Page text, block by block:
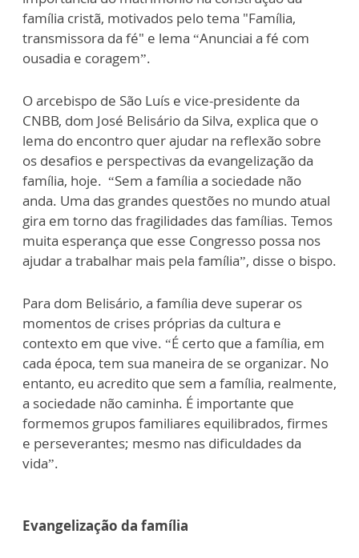
família cristã, motivados pelo tema "Família,
transmissora da fé" e lema “Anunciai a fé com
ousadia e coragem”.
O arcebispo de São Luís e vice-presidente da
CNBB, dom José Belisário da Silva, explica que o
lema do encontro quer ajudar na reflexão sobre
os desafios e perspectivas da evangelização da
família, hoje. “Sem a família a sociedade não
anda. Uma das grandes questões no mundo atual
gira em torno das fragilidades das famílias. Temos
muita esperança que esse Congresso possa nos
ajudar a trabalhar mais pela família”, disse o bispo.
Para dom Belisário, a família deve superar os
momentos de crises próprias da cultura e
contexto em que vive. “É certo que a família, em
cada época, tem sua maneira de se organizar. No
entanto, eu acredito que sem a família, realmente,
a sociedade não caminha. É importante que
formemos grupos familiares equilibrados, firmes
e perseverantes; mesmo nas dificuldades da
vida”.
Evangelização da família